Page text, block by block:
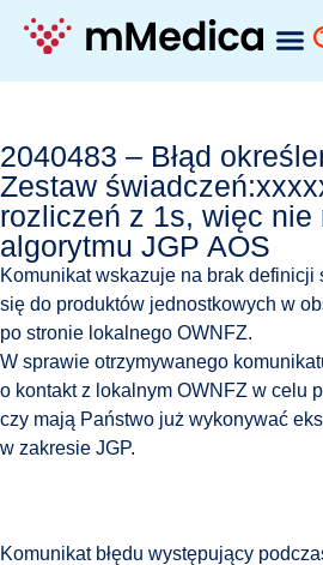
2040483 – Błąd
Zestaw
rozliczeń z 1s, więc nie
algorytmu JGP AOS
Komunikat wskazuje na brak definicji
się do produktów jednostkowych w
po stronie lokalnego OWNFZ.
W sprawie otrzymywanego
o kontakt z lokalnym OWNFZ w celu
czy mają Państwo już wykonywać
w zakresie JGP.
Komunikat błędu występujący